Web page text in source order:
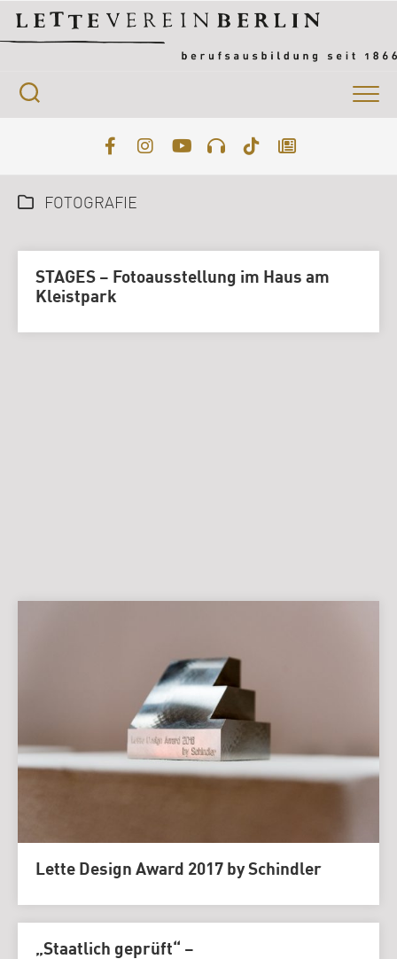
content
FOTOGRAFIE
STAGES – Fotoausstellung im Haus am
Kleistpark
Lette Design Award 2017 by Schindler
„Staatlich geprüft“ –